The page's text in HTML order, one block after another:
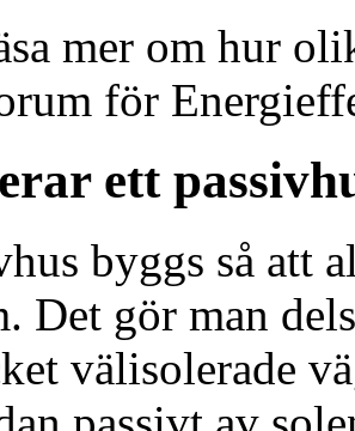
mer om hur
för
ett
byggs så att
Det gör man
välisolerade